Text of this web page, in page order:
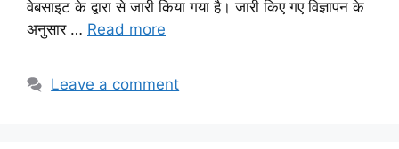
वेबसाइट के द्वारा से जारी किया गया है। जारी किए गए विज्ञापन के
अनुसार … Read more
Leave a comment